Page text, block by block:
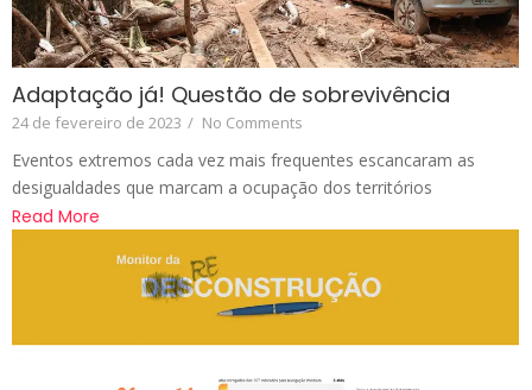
Adaptação já! Questão de sobrevivência
24 de fevereiro de 2023 / No Comments
Eventos extremos cada vez mais frequentes escancaram as
desigualdades que marcam a ocupação dos territórios
Read More